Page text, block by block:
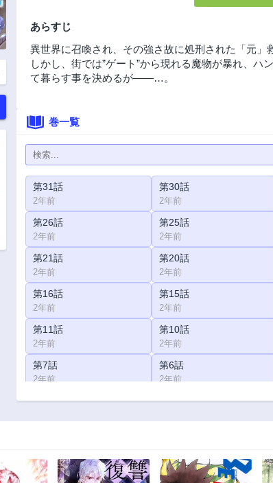
あらすじ
異世界に召喚され、その強さ故に処刑された「元」
しかし、街では”ゲート”から現れる魔物が暴れ、
て暮らす事を決めるが――…。
巻一覧
第31話
2年前
第30話
2年前
第26話
2年前
第25話
2年前
第21話
2年前
第20話
2年前
第16話
2年前
第15話
2年前
第11話
2年前
第10話
2年前
第7話
2年前
第6話
2年前
第2話